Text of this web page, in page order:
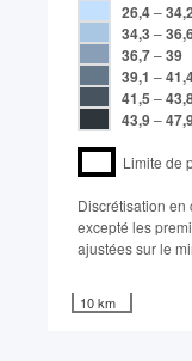
26,4–34,2
34,3 –
36,7–39
39,1 –
41,5 –
43,9–
Limite de
Discrétisation en
excepté les
ajustées sur le
10 km